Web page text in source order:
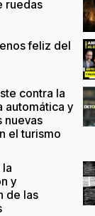
ruedas
feliz del
contra la
automática y
nuevas
el turismo
y
de las